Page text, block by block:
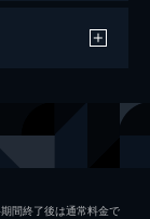
間終了後は通常料金で